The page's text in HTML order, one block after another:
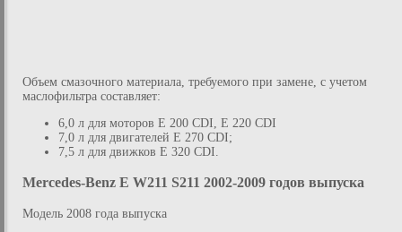
Объем смазочного материала, требуемого при замене, с учетом
маслофильтра составляет:
6,0 л для моторов E 200 CDI, E 220 CDI
7,0 л для двигателей E 270 CDI;
7,5 л для движков E 320 CDI.
Mercedes-Benz E W211 S211 2002-2009 годов выпуска
Модель 2008 года выпуска